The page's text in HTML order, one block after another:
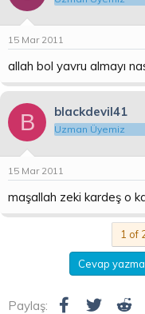
15 Mar 2011
allah bol yavru almayı
B blackdevil41
Uzman Üyemiz
15 Mar 2011
maşallah zeki kardeş o
1 of
Cevap
Paylaş: Facebook
Twitter